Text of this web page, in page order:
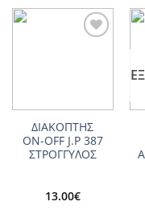
Tefal
Tefal
Tefal
Tefal
Tefal
Tefal
Tefal
ΔΙΑΚΟΠΤΗΣ
ΟΝ-OFF J.P 387
ΣΤΡΟΓΓΥΛΟΣ
13.00€